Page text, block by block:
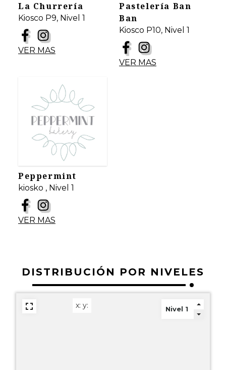
La Churrería
Kiosco P9, Nivel 1
VER MAS
Pastelería Ban
Ban
Kiosco P10, Nivel 1
VER MAS
Peppermint
kiosko , Nivel 1
VER MAS
DISTRIBUCIÓN POR NIVELES
x: y: